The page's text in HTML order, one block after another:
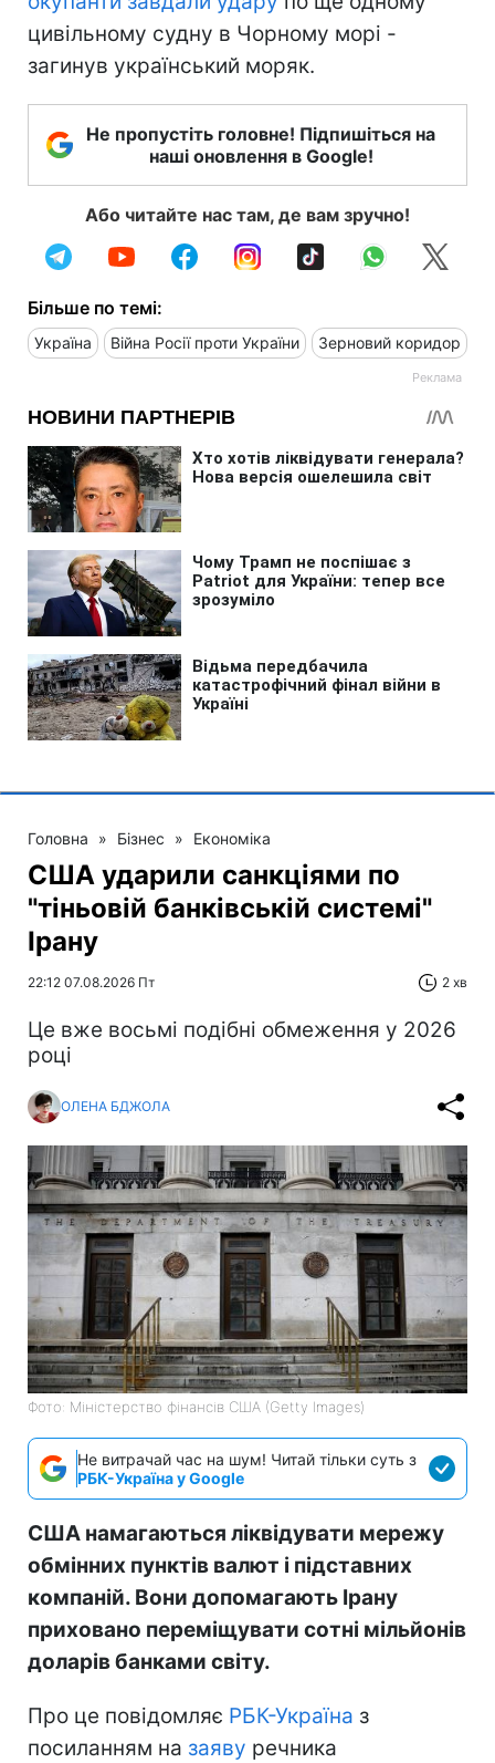
цивільному судну в Чорному морі -
загинув український моряк.
Не пропустіть головне! Підпишіться на
наші оновлення в Google!
Або читайте нас там, де вам зручно!
Більше по темі:
Україна Війна Росії проти України Зерновий коридор
Головна » Бізнес » Економіка
США ударили санкціями по
"тіньовій банківській системі"
Ірану
22:12 07.08.2026 Пт 2 хв
Це вже восьмі подібні обмеження у 2026
році
ОЛЕНА БДЖОЛА
Фото: Міністерство фінансів СШA (Getty Images)
Не витрачай час на шум! Читай тільки суть з
РБК-Україна у Google
США намагаються ліквідувати мережу
обмінних пунктів валют і підставних
компаній. Вони допомагають Ірану
приховано переміщувати сотні мільйонів
доларів банками світу.
Про це повідомляє РБК-Україна з
посиланням на заяву речника